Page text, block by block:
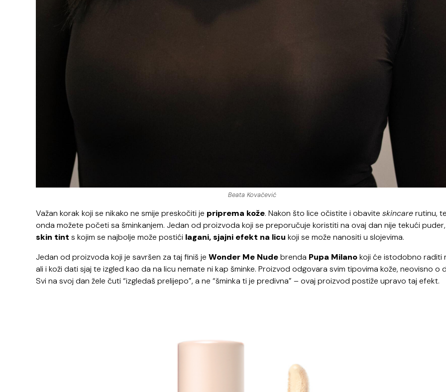
Beata Kovačević
Važan korak koji se nikako ne smije preskočiti je priprema kože. Nakon što lice očistite i obavite skincarerutinu,
onda možete početi sa šminkanjem. Jedan od proizvoda koji se preporučuje koristiti na ovaj dan nije tekući
skin tint s kojim se najbolje može postići lagani, sjajni efekt na licu koji se može nanositi u slojevima.
Jedan od proizvoda koji je savršen za taj finiš je Wonder Me Nudebrenda Pupa Milanokoji će istodobno raditi
ali i koži dati sjaj te izgled kao da na licu nemate ni kap šminke. Proizvod odgovara svim tipovima kože, neovisno o
Svi na svoj dan žele čuti “izgledaš prelijepo”, a ne “šminka ti je predivna” – ovaj proizvod postiže upravo taj efekt.